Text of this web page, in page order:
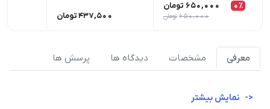
0٪ 650,000 تومان
650,000 تومان 437,500تومان
معرفی مشخصات دیدگاه ها پرسش ها